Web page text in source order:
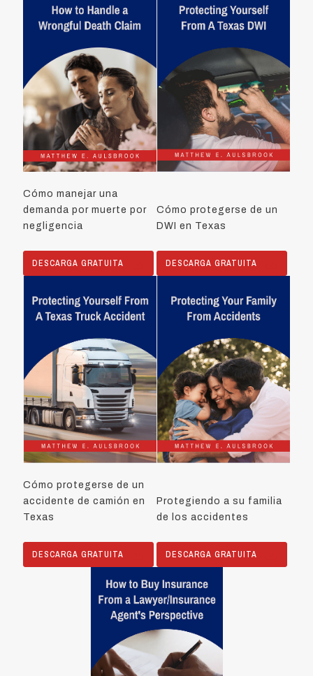
Cómo manejar una
demanda por muerte por
negligencia
DESCARGA GRATUITA
Cómo protegerse de un
DWI en Texas
DESCARGA GRATUITA
Cómo protegerse de un
accidente de camión en
Texas
DESCARGA GRATUITA
Protegiendo a su familia
de los accidentes
DESCARGA GRATUITA